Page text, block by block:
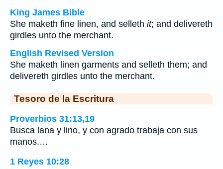
King James Bible
She maketh fine linen, and selleth it; and delivereth
girdles unto the merchant.
English Revised Version
She maketh linen garments and selleth them; and
delivereth girdles unto the merchant.
Tesoro de la Escritura
Proverbios 31:13,19
Busca lana y lino, y con agrado trabaja con sus
manos.…
1 Reyes 10:28